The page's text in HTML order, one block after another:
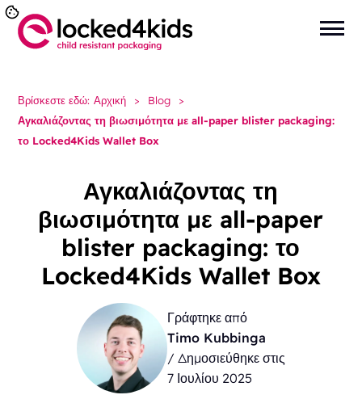
Βρίσκεστε εδώ: Αρχική > Blog
>
Αγκαλιάζοντας τη βιωσιμότητα με all-paper blister packaging:
το Locked4Kids Wallet Box
Αγκαλιάζοντας τη
βιωσιμότητα με all-paper
blister packaging: το
Locked4Kids Wallet Box
Γράφτηκε από
Timo Kubbinga
/ Δημοσιεύθηκε στις
7 Ιουλίου 2025